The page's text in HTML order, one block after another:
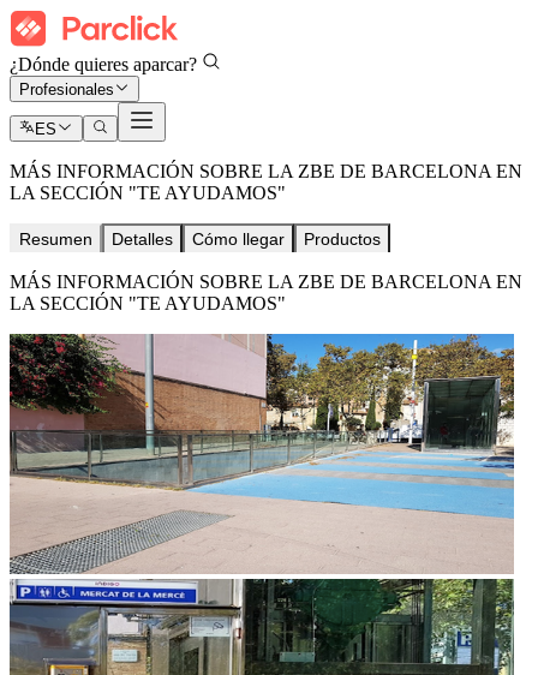
¿Dónde quieres aparcar?
Profesionales
ES
MÁS INFORMACIÓN SOBRE LA ZBE DE BARCELONA EN
LA SECCIÓN "TE AYUDAMOS"
Resumen Detalles Cómo llegar Productos
MÁS INFORMACIÓN SOBRE LA ZBE DE BARCELONA EN
LA SECCIÓN "TE AYUDAMOS"